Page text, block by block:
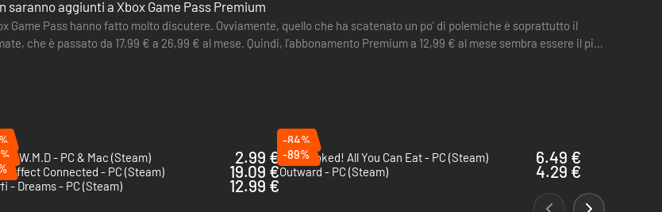
saranno aggiunti a Xbox Game Pass Premium
Game Pass hanno fatto molto discutere. Ovviamente, quello che ha scatenato un po' di polemiche è soprattutto il
che è passato da 17,99 € a 26,99 € al mese. Quindi, l'abbonamento Premium a 12,99 € al mese sembra essere il più
W.M.D - PC & Mac (Steam)
2.99 €
-84%
Overcooked! All You Can Eat - PC (Steam)
6.49 €
Effect Connected - PC (Steam)
19.09 €
-89%
Outward - PC (Steam)
4.29 €
- Dreams - PC (Steam)
12.99 €